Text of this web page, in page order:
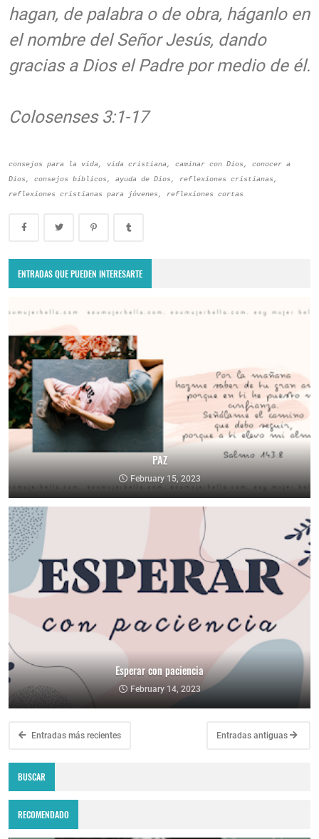
hagan, de palabra o de obra, háganlo en
el nombre del Señor Jesús, dando
gracias a Dios el Padre por medio de él.
Colosenses 3:1-17
consejos para la vida, vida cristiana, caminar con Dios, conocer a
Dios, consejos bíblicos, ayuda de Dios, reflexiones cristianas,
reflexiones cristianas para jóvenes, reflexiones cortas
ENTRADAS QUE PUEDEN INTERESARTE
PAZ
February 15, 2023
Esperar con paciencia
February 14, 2023
Entradas más recientes Entradas antiguas
BUSCAR
RECOMENDADO